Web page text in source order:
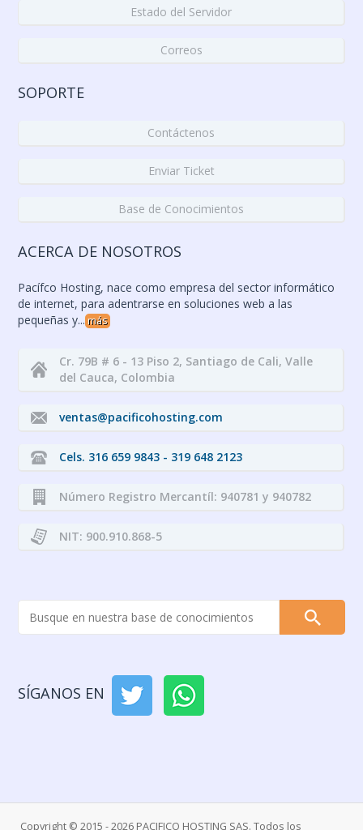
Estado del Servidor
Correos
SOPORTE
Contáctenos
Enviar Ticket
Base de Conocimientos
ACERCA DE NOSOTROS
Pacífco Hosting, nace como empresa del sector informático
de internet, para adentrarse en soluciones web a las
pequeñas y... más
Cr. 79B # 6 - 13 Piso 2, Santiago de Cali, Valle
del Cauca, Colombia
ventas@pacificohosting.com
Cels. 316 659 9843 - 319 648 2123
Número Registro Mercantíl: 940781 y 940782
NIT: 900.910.868-5
SÍGANOS EN
Copyright © 2015 - 2026 PACIFICO HOSTING SAS. Todos los